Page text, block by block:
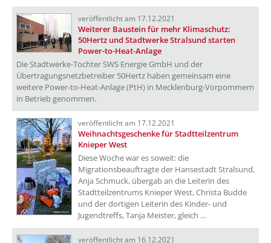
veröffentlicht am 17.12.2021
Weiterer Baustein für mehr Klimaschutz:
50Hertz und Stadtwerke Stralsund starten
Power-to-Heat-Anlage
Die Stadtwerke-Tochter SWS Energie GmbH und der
Übertragungsnetzbetreiber 50Hertz haben gemeinsam eine
weitere Power-to-Heat-Anlage (PtH) in Mecklenburg-Vorpommern
in Betrieb genommen.
veröffentlicht am 17.12.2021
Weihnachtsgeschenke für Stadtteilzentrum
Knieper West
Diese Woche war es soweit: die
Migrationsbeauftragte der Hansestadt Stralsund,
Anja Schmuck, übergab an die Leiterin des
Stadtteilzentrums Knieper West, Christa Budde
und der dortigen Leiterin des Kinder- und
Jugendtreffs, Tanja Meister, gleich ...
veröffentlicht am 16.12.2021